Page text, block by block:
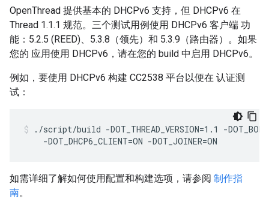
OpenThread 提供基本的 DHCPv6 支持，但 DHCPv6 在
Thread 1.1.1 规范。三个测试用例使用 DHCPv6 客户端 功
能：5.2.5 (REED)、5.3.8（领先）和 5.3.9（路由器）。如果
您的 应用使用 DHCPv6，请在您的 build 中启用 DHCPv6。
例如，要使用 DHCPv6 构建 CC2538 平台以便在 认证测
试：
./script/build -DOT_THREAD_VERSION=1.1 -
    -DOT_DHCP6_CLIENT=ON -DOT_JOINER=ON
如需详细了解如何使用配置和构建选项，请参阅 制作指
南。